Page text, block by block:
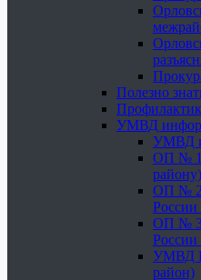
Полезно
УМВД
УМВД
ОП № 1
ОП № 2
России
ОП № 3
России
УМВД
район)